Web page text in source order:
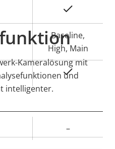
Eigentumswert
Baseline,
High, Main
Ja
Eigentumswert
–
Kameralösung mit
und
intelligenter.